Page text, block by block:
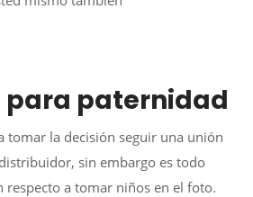
paternidad
tomar la decisión seguir una unión
sin embargo es todo
respecto a tomar niños en el foto.